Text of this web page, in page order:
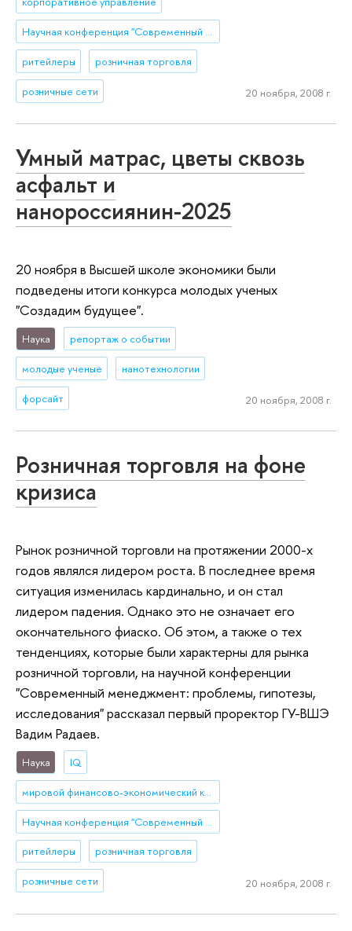
Научная конференция "Современный менеджмент: проблемы, гипотезы, исследования"
ритейлеры розничная торговля
розничные сети 20 ноября, 2008 г.
Умный матрас, цветы сквозь
асфальт и
нанороссиянин-2025
20 ноября в Высшей школе экономики были
подведены итоги конкурса молодых ученых
"Создадим будущее".
Наука репортаж о событии
молодые ученые нанотехнологии
форсайт 20 ноября, 2008 г.
Розничная торговля на фоне
кризиса
Рынок розничной торговли на протяжении 2000-х
годов являлся лидером роста. В последнее время
ситуация изменилась кардинально, и он стал
лидером падения. Однако это не означает его
окончательного фиаско. Об этом, а также о тех
тенденциях, которые были характерны для рынка
розничной торговли, на научной конференции
"Современный менеджмент: проблемы, гипотезы,
исследования" рассказал первый проректор ГУ-ВШЭ
Вадим Радаев.
Наука IQ
мировой финансово-экономический кризис
ритейлеры розничная торговля
розничные сети 20 ноября, 2008 г.